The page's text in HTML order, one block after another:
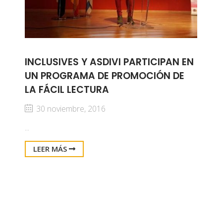
INCLUSIVES Y ASDIVI PARTICIPAN EN
UN PROGRAMA DE PROMOCIÓN DE
LA FÁCIL LECTURA
30 noviembre, 2016
...
LEER MÁS